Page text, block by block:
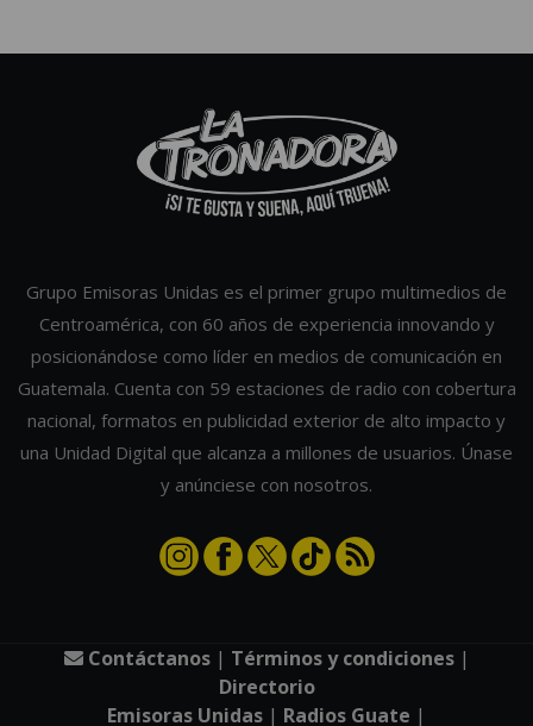
Grupo Emisoras Unidas es el primer grupo multimedios de
Centroamérica, con 60 años de experiencia innovando y
posicionándose como líder en medios de comunicación en
Guatemala. Cuenta con 59 estaciones de radio con cobertura
nacional, formatos en publicidad exterior de alto impacto y
una Unidad Digital que alcanza a millones de usuarios. Únase
y anúnciese con nosotros.
Contáctanos| Términos y condiciones|
Directorio
Emisoras Unidas | Radios Guate |